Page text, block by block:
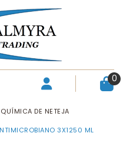
0
QUÍMICA DE NETEJA
3X1250 ML